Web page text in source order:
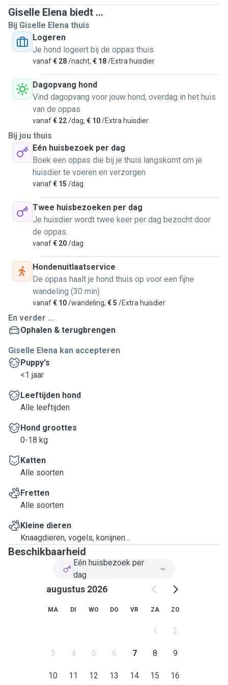
Giselle Elena biedt ...
Bij Giselle Elena thuis
Logeren
Je hond logeert bij de oppas thuis
vanaf€ 28/nacht, € 18/Extra huisdier
Dagopvang hond
Vind dagopvang voor jouw hond, overdag in het huis
van de oppas
vanaf€ 22/dag, € 10/Extra huisdier
Bij jou thuis
Eén huisbezoek per dag
Boek een oppas die bij je thuis langskomt om je
huisdier te voeren en verzorgen
vanaf€ 15 /dag
Twee huisbezoeken per dag
Je huisdier wordt twee keer per dag bezocht door
de oppas.
vanaf€ 20/dag
Hondenuitlaatservice
De oppas haalt je hond thuis op voor een fijne
wandeling (30 min)
vanaf€ 10/wandeling, € 5 /Extra huisdier
En verder ...
Ophalen & terugbrengen
Giselle Elena kan accepteren
Puppy's
<1 jaar
Leeftijden hond
Alle leeftijden
Hond groottes
0-18 kg
Katten
Alle soorten
Fretten
Alle soorten
Kleine dieren
Knaagdieren, vogels, konijnen...
Beschikbaarheid
Eén huisbezoek per
dag
augustus 2026
MA DI WO DO VR ZA ZO
1 2
3 4 5 6 7 8 9
10 11 12 13 14 15 16